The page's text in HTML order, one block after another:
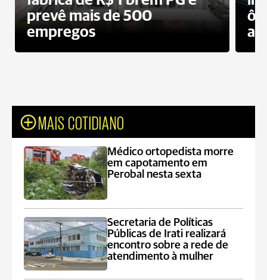
prevê mais de 500
empregos
MAIS COTIDIANO
Médico ortopedista morre
em capotamento em
Perobal nesta sexta
Secretaria de Políticas
Públicas de Irati realizará
encontro sobre a rede de
atendimento à mulher